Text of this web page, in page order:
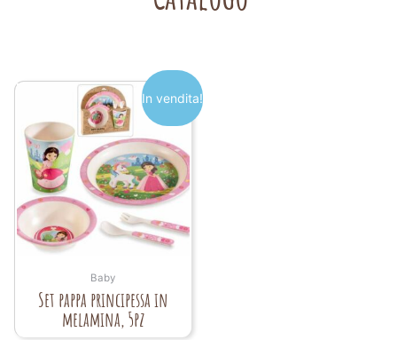
In vendita!
Baby
Set pappa principessa in
melamina, 5pz